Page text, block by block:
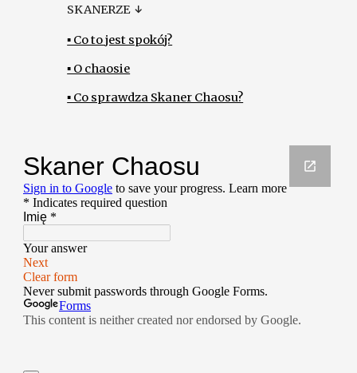
SKANERZE ↓
▪ Co to jest spokój?
▪ O chaosie
▪ Co sprawdza Skaner Chaosu?